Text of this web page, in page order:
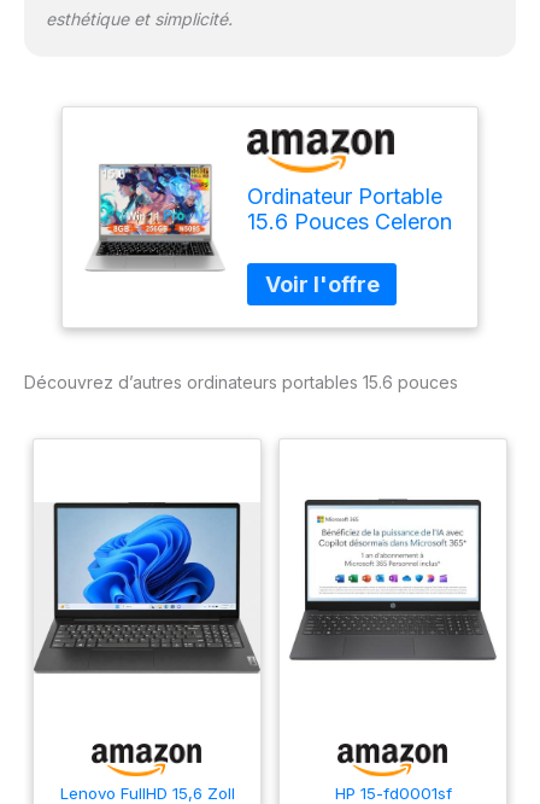
esthétique et simplicité.
Ordinateur Portable
15.6 Pouces Celeron
8Go RAM 256Go
SSD Extension1To
5G WiFi 1920x1080
avec Souris sans Fil
qwerty Clavier avec
Découvrez d’autres ordinateurs portables 15.6 pouces
Lenovo FullHD 15,6 Zoll
HP 15-fd0001sf